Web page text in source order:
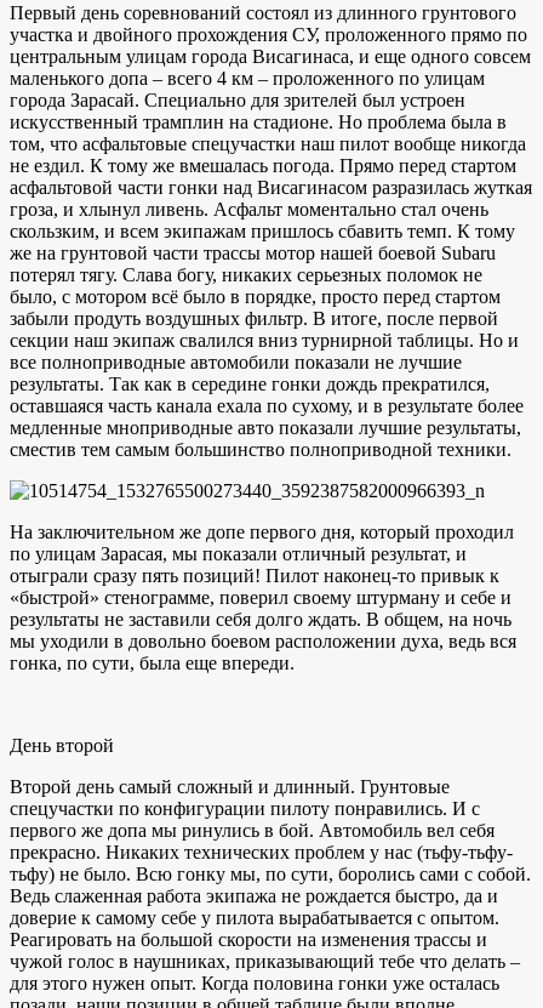
Первый день соревнований состоял из длинного грунтового
участка и двойного прохождения СУ, проложенного прямо по
центральным улицам города Висагинаса, и еще одного совсем
маленького допа – всего 4 км – проложенного по улицам
города Зарасай. Специально для зрителей был устроен
искусственный трамплин на стадионе. Но проблема была в
том, что асфальтовые спецучастки наш пилот вообще никогда
не ездил. К тому же вмешалась погода. Прямо перед стартом
асфальтовой части гонки над Висагинасом разразилась жуткая
гроза, и хлынул ливень. Асфальт моментально стал очень
скользким, и всем экипажам пришлось сбавить темп. К тому
же на грунтовой части трассы мотор нашей боевой Subaru
потерял тягу. Слава богу, никаких серьезных поломок не
было, с мотором всё было в порядке, просто перед стартом
забыли продуть воздушных фильтр. В итоге, после первой
секции наш экипаж свалился вниз турнирной таблицы. Но и
все полноприводные автомобили показали не лучшие
результаты. Так как в середине гонки дождь прекратился,
оставшаяся часть канала ехала по сухому, и в результате более
медленные мноприводные авто показали лучшие результаты,
сместив тем самым большинство полноприводной техники.
На заключительном же допе первого дня, который проходил
по улицам Зарасая, мы показали отличный результат, и
отыграли сразу пять позиций! Пилот наконец-то привык к
«быстрой» стенограмме, поверил своему штурману и себе и
результаты не заставили себя долго ждать. В общем, на ночь
мы уходили в довольно боевом расположении духа, ведь вся
гонка, по сути, была еще впереди.
День второй
Второй день самый сложный и длинный. Грунтовые
спецучастки по конфигурации пилоту понравились. И с
первого же допа мы ринулись в бой. Автомобиль вел себя
прекрасно. Никаких технических проблем у нас (тьфу-тьфу-
тьфу) не было. Всю гонку мы, по сути, боролись сами с собой.
Ведь слаженная работа экипажа не рождается быстро, да и
доверие к самому себе у пилота вырабатывается с опытом.
Реагировать на большой скорости на изменения трассы и
чужой голос в наушниках, приказывающий тебе что делать –
для этого нужен опыт. Когда половина гонки уже осталась